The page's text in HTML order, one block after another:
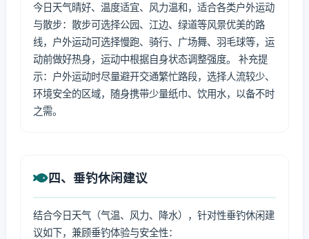
今日天气晴好、温度适宜、风力温和，适合各类户外运动
与散步：散步可选择公园、江边、绿道等风景优美的路
线，户外运动可选择慢跑、骑行、广场舞、羽毛球等，运
动前做好热身，运动中根据自身状态调整强度。 补充提
示：户外运动时尽量避开交通繁忙路段，选择人流较少、
环境安全的区域，随身携带少量纸巾、饮用水，以备不时
之需。
四、垂钓休闲建议
结合今日天气（气温、风力、降水），针对性垂钓休闲建
议如下，兼顾垂钓体验与安全性：